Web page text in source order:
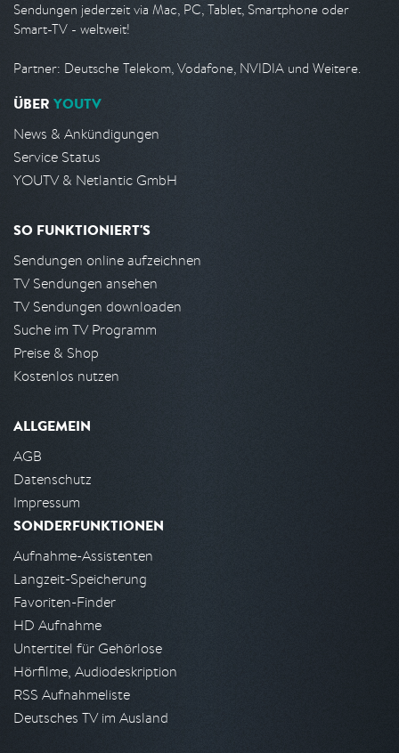
Sendungen jederzeit via Mac, PC, Tablet, Smartphone oder
Smart-TV - weltweit!
Partner: Deutsche Telekom, Vodafone, NVIDIA und Weitere.
ÜBER YOUTV
News & Ankündigungen
Service Status
YOUTV & Netlantic GmbH
SO FUNKTIONIERT'S
Sendungen online aufzeichnen
TV Sendungen ansehen
TV Sendungen downloaden
Suche im TV Programm
Preise & Shop
Kostenlos nutzen
ALLGEMEIN
AGB
Datenschutz
Impressum
SONDERFUNKTIONEN
Aufnahme-Assistenten
Langzeit-Speicherung
Favoriten-Finder
HD Aufnahme
Untertitel für Gehörlose
Hörfilme, Audiodeskription
RSS Aufnahmeliste
Deutsches TV im Ausland